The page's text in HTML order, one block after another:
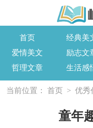
首页 经典美
爱情美文
励志文
哲理文章
生活感
当前位置： 首页 > 优秀
童年